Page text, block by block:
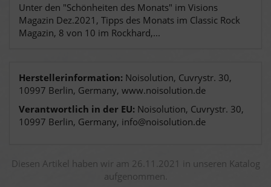
Unter den "Schönheiten des Monats" im Visions
Magazin Dez.2021, Tipps des Monats im Classic Rock
Magazin, 8 von 10 im Rockhard,...
Herstellerinformation: Noisolution, Cuvrystr. 30,
10997 Berlin, Germany, www.noisolution.de
Verantwortlich in der EU: Noisolution, Cuvrystr. 30,
10997 Berlin, Germany, info@noisolution.de
Diesen Artikel haben wir am 26.11.2021 in unseren Katalog
aufgenommen.